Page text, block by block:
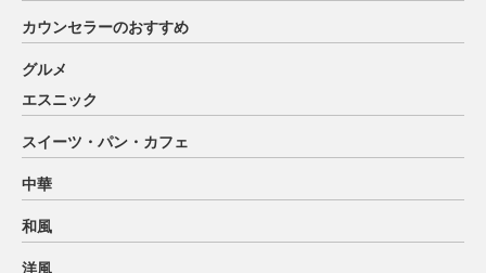
カウンセラーのおすすめ
グルメ
エスニック
スイーツ・パン・カフェ
中華
和風
洋風